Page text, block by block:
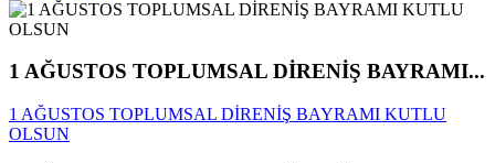
1 AĞUSTOS TOPLUMSAL DİRENİŞ BAYRAMI...
1 AĞUSTOS TOPLUMSAL DİRENİŞ BAYRAMI KUTLU
OLSUN